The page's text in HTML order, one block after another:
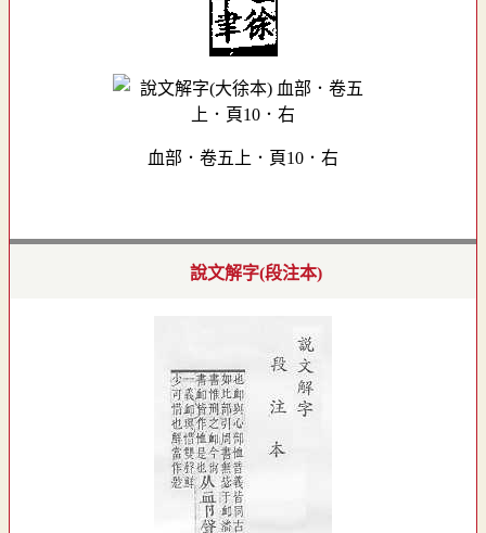
血部．卷五上．頁10．右
說文解字(段注本)